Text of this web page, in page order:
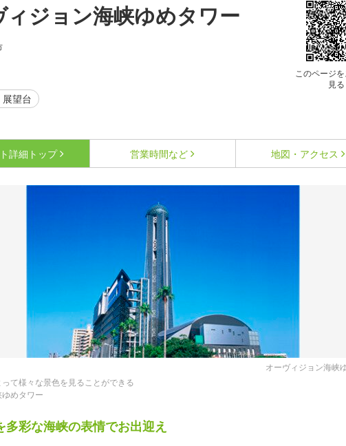
ィジョン海峡ゆめタワー
このページ
見る
展望台
詳細 トップ 営業時間など 地図・アクセス
オーヴィジョン海峡
て様々な景色を見ることができる
めタワー
多彩な海峡の表情でお出迎え